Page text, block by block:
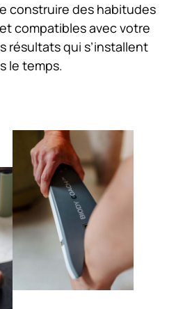
construire des habitudes
compatibles avec votre
résultats qui s’installent
le temps.